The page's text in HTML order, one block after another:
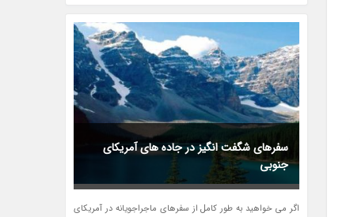
سفرهای شگفت انگیز در جاده های آمریکای
جنوبی
اگر می خواهید به طور کامل از سفرهای ماجراجویانه در آمریکای